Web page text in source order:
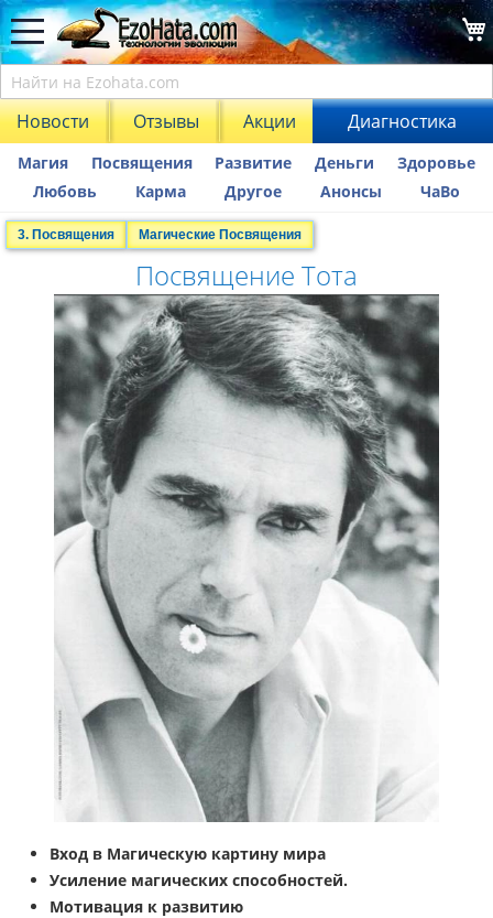
Новости Отзывы Акции Диагностика
Магия Посвящения Развитие Деньги
Здоровье
Любовь
Карма Другое Анонсы ЧаВо
3. Посвящения Магические Посвящения
Посвящение Тота
Вход в Магическую картину мира
Усиление магических способностей.
Мотивация к развитию